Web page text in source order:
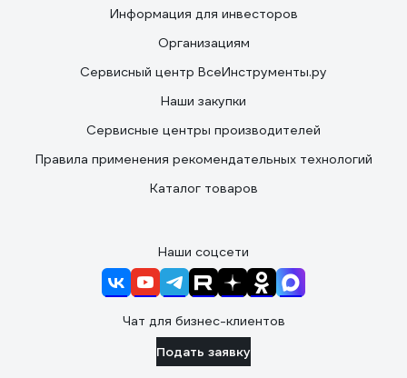
Информация для инвесторов
Организациям
Сервисный центр ВсеИнструменты.ру
Наши закупки
Сервисные центры производителей
Правила применения рекомендательных технологий
Каталог товаров
Наши соцсети
Чат для бизнес-клиентов
Подать заявку